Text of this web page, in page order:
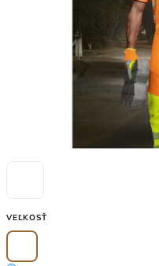
VEĽKOSŤ